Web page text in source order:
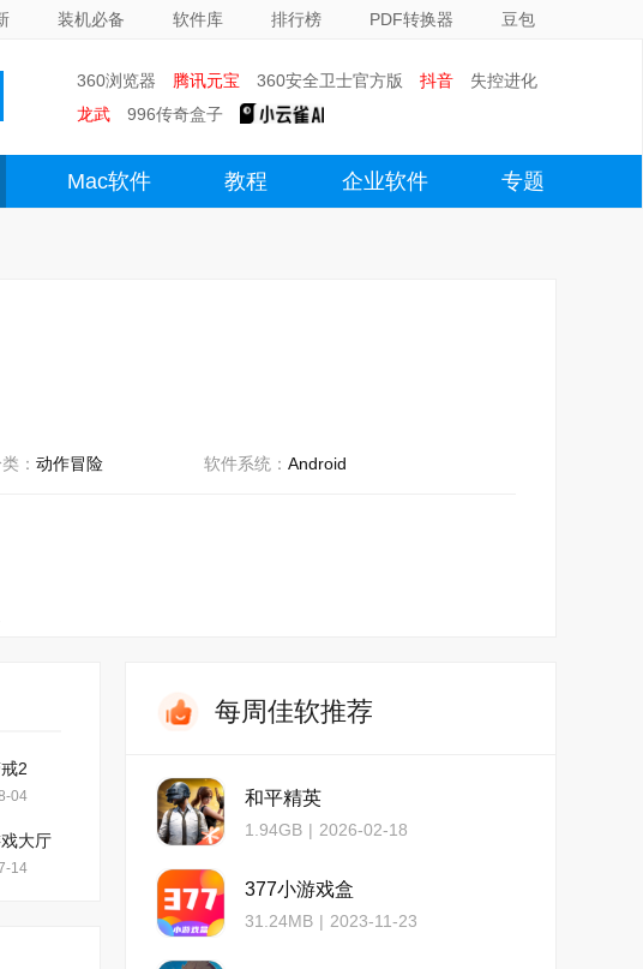
装机必备 软件库 排行榜 PDF转换器 豆包
360浏览器 腾讯元宝 360安全卫士官方版 抖音
失控进化
龙武
996传奇盒子
Mac软件 教程 企业软件 专题
： 动作冒险 软件系统： Android
2
04
大厅
14
每周佳软推荐
和平精英
1.94GB | 2026-02-18
377小游戏盒
31.24MB | 2023-11-23